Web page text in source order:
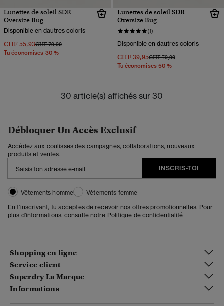
Lunettes de soleil SDR
Oversize Bug
Disponible en dautres coloris
CHF 55,93Prix réduit de
CHF 79,90à
Tu économises 30 %
Lunettes de soleil SDR
Oversize Bug
(1)
Disponible en dautres coloris
CHF 39,95Prix réduit de
CHF 79,90à
Tu économises 50 %
30 article(s) affichés sur 30
Débloquer Un Accès Exclusif
Accédez aux coulisses des campagnes, collaborations, nouveaux
produits et ventes.
INSCRIS-TOI
Vêtements homme
Vêtements femme
En t'inscrivant, tu acceptes de recevoir nos offres promotionnelles. Pour
plus d'informations, consulte notre Politique de confidentialité
Shopping en ligne
Service client
Superdry La Marque
Informations